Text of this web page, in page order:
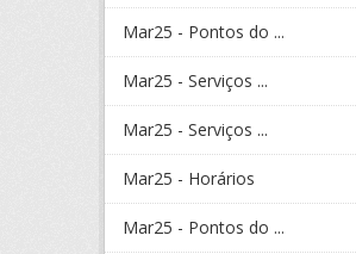
Mar25 - Pontos do ...
Mar25 - Serviços ...
Mar25 - Serviços ...
Mar25 - Horários
Mar25 - Pontos do ...